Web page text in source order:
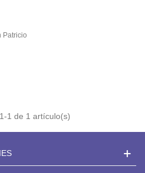
Patricio
1-1 de 1 artículo(s)